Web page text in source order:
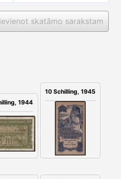
skatāmo sarakstam
1944
10 Schilling, 1945